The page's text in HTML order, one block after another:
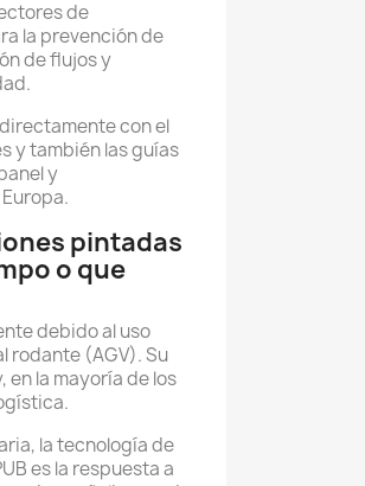
de
la prevención de
de flujos y
con el
y también las guías
y
pintadas
o que
debido al uso
rodante (AGV). Su
la mayoría de los
la tecnología de
es la respuesta a